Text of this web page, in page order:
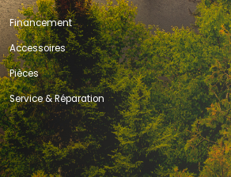
Financement
Accessoires
Pièces
Service & Réparation